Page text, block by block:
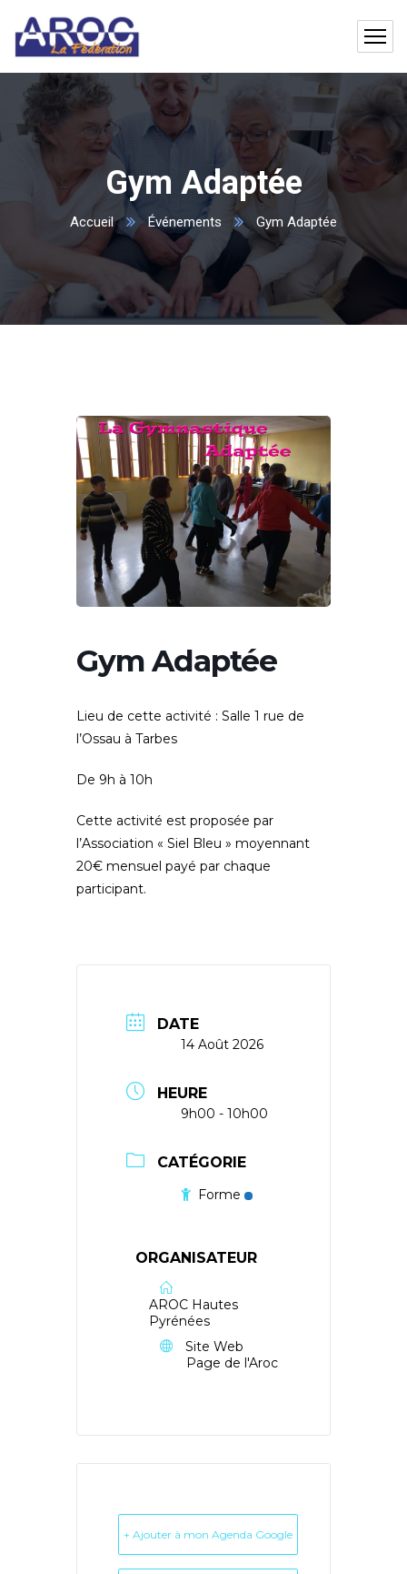
Gym Adaptée
Accueil Événements Gym Adaptée
Gym Adaptée
Lieu de cette activité : Salle 1 rue de
l’Ossau à Tarbes
De 9h à 10h
Cette activité est proposée par
l’Association « Siel Bleu » moyennant
20€ mensuel payé par chaque
participant.
DATE
14 Août 2026
HEURE
9h00 - 10h00
CATÉGORIE
Forme
ORGANISATEUR
AROC Hautes
Pyrénées
Site Web
Page de l'Aroc
+ Ajouter à mon Agenda Google